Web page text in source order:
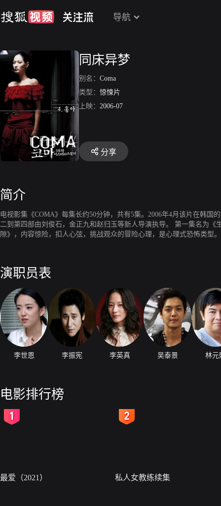
导航
同床异梦
别名： Coma
类型： 惊悚片
上映： 2006-07
分享
简介
电视影集《COMA》每集长约50分钟，共有5集。2006年4月该片在韩
二到第四部由刘俊石，金正九和赵归玉等新人导演执导。 第一集名为
隙》，内容惊险，扣人心弦，挑战观众的冒险心理，是心理式恐怖类
演职员表
李世恩 李振宪 李英真 吴泰景 林元
电影排行榜
最爱（2021） 私人女教练续集